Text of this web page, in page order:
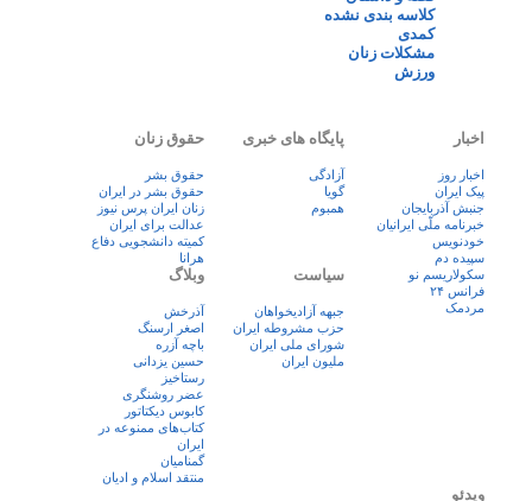
کلاسه بندی نشده
کمدی
مشکلات زنان
ورزش
اخبار
اخبار روز
پيک ايران
جنبش آذربایجان
خبرنامه ملّی ایرانیان
خودنویس
سپیده دم
سکولاریسم نو
فرانس ۲۴
مردمک
پایگاه های خبری
آزادگی
گویا
همبوم
حقوق زنان
حقوق بشر
حقوق بشر در ایران
زنان ايران پرس نيوز
عدالت برای ایران
کمیته دانشجویی دفاع
هرانا
سیاست
جبهه آزادیخواهان
حزب مشروطه ایران
شورای ملی ایران
ملیون ایران
وبلاگ
آذرخش
اصغر ارسنگ
باچه آزره
حسین یزدانی
رستاخیز
عضر روشنگری
کابوس دیکتاتور
کتاب‌های ممنوعه در
ایران
گمنامیان
منتقد اسلام و ادیان
ویدئو